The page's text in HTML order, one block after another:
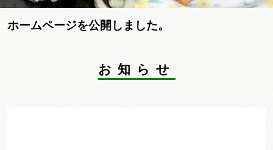
ホームページを公開しました。
お知らせ